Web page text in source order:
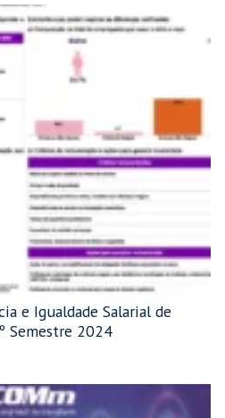
e Igualdade Salarial de
Semestre 2024